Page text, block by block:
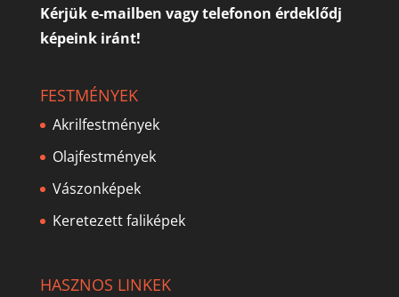
Kérjük e-mailben vagy telefonon érdeklődj
képeink iránt!
FESTMÉNYEK
Akrilfestmények
Olajfestmények
Vászonképek
Keretezett faliképek
HASZNOS LINKEK